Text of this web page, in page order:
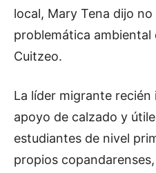
local, Mary Tena dijo no
problemática
Cuitzeo.
La líder migrante
apoyo de calzado y
estudiantes de nivel
propios